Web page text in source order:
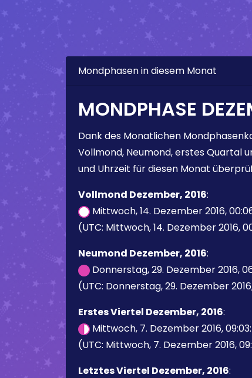
Mondphasen in diesem Monat
MONDPHASE
Dank des Monatlichen
Vollmond, Neumond, erstes Quartal
und Uhrzeit für diesen Monat
Vollmond Dezember, 2016:
Mittwoch, 14. Dezember 2016,
(UTC: Mittwoch, 14. Dezember 2016,
Neumond Dezember, 2016:
Donnerstag, 29. Dezember 2016,
(UTC: Donnerstag, 29. Dezember
Erstes Viertel Dezember, 2016:
Mittwoch, 7. Dezember 2016,
(UTC: Mittwoch, 7. Dezember 2016,
Letztes Viertel Dezember, 2016: